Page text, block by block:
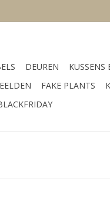
DEUREN KUSSENS
FAKE PLANTS